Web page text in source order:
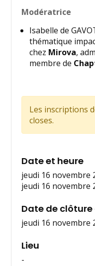
Modératrice
Isabelle de
thématique
chez Mirova,
membre de
Les inscriptions
closes.
Date et heure
jeudi 16 novembre
jeudi 16 novembre
Date de
jeudi 16 novembre
Lieu
-